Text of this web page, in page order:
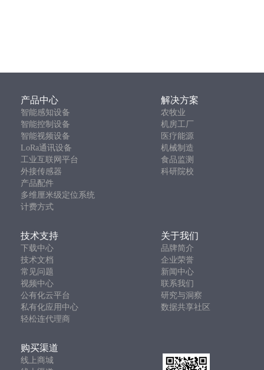
产品中心 解决方案
智能感知设备
农牧业
智能控制设备
机房工厂
智能视频设备
医疗能源
LoRa通讯设备
机械制造
工业互联网平台
食品监测
外接传感器
科研院校
产品配件
多维厘米级定位系统
计费方式
技术支持 关于我们
下载中心
品牌简介
技术文档
企业荣誉
常见问题
新闻中心
视频中心
联系我们
公有化云平台
研究与洞察
私有化应用中心
数据共享社区
轻松连代理商
购买渠道
线上商城